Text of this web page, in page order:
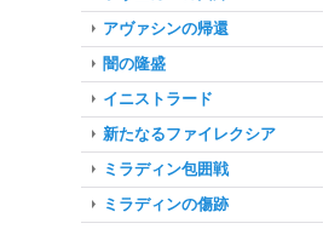
アヴァシンの帰還
闇の隆盛
イニストラード
新たなるファイレクシア
ミラディン包囲戦
ミラディンの傷跡